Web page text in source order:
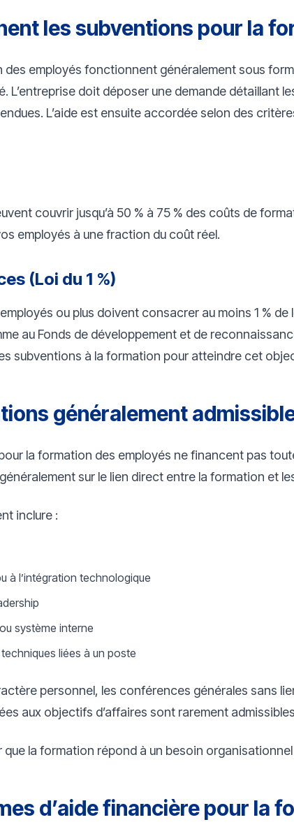
les subventions pour la
employés fonctionnent généralement sous
L’entreprise doit déposer une demande
L’aide est ensuite accordée selon des
couvrir jusqu’à 50 % à 75 % des coûts de
employés à une fraction du coût réel.
(Loi du 1 %)
ou plus doivent consacrer au moins 1 %
au Fonds de développement et de
subventions à la formation pour atteindre cet
généralement
la formation des employés ne financent pas
sur le lien direct entre la formation et
inclure :
à l’intégration technologique
système interne
liées à un poste
personnel, les conférences générales sans
aux objectifs d’affaires sont rarement
la formation répond à un besoin
d’aide financière pour la